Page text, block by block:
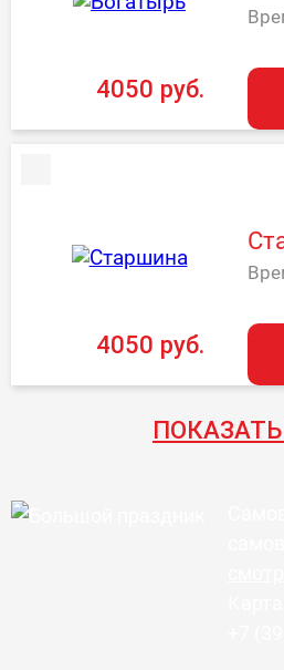
4050 руб.
4050 руб.